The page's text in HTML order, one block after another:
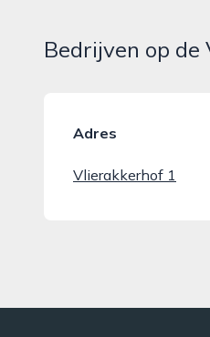
Bedrijven op
Adres
Vlierakkerhof 1